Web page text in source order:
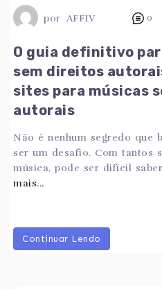
por AFFIV 0
O guia definitivo
sem direitos
sites para músicas
autorais
Não é nenhum segredo que
ser um desafio. Com tantos
música, pode ser difícil
mais...
Continuar Lendo